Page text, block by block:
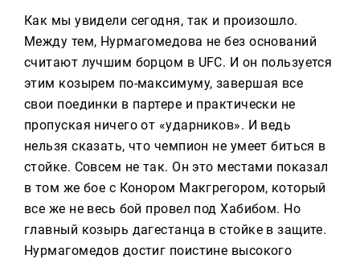
Как мы увидели сегодня, так и произошло.
Между тем, Нурмагомедова не без оснований
считают лучшим борцом в UFC. И он пользуется
этим козырем по-максимуму, завершая все
свои поединки в партере и практически не
пропуская ничего от «ударников». И ведь
нельзя сказать, что чемпион не умеет биться в
стойке. Совсем не так. Он это местами показал
в том же бое с Конором Макгрегором, который
все же не весь бой провел под Хабибом. Но
главный козырь дагестанца в стойке в защите.
Нурмагомедов достиг поистине высокого